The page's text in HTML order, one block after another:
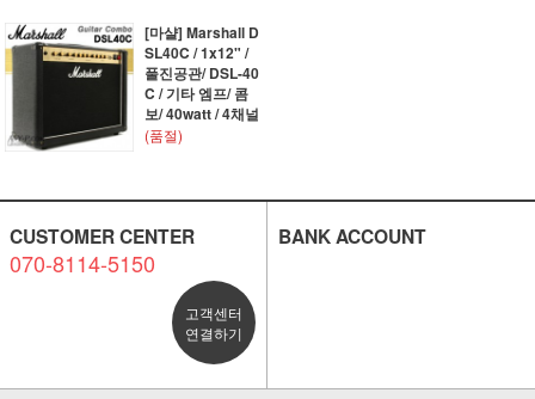
[마샬] Marshall D
SL40C / 1x12" /
풀진공관/ DSL-40
C / 기타 엠프/ 콤
보/ 40watt / 4채널
(품절)
CUSTOMER CENTER
070-8114-5150
고객센터
연결하기
BANK ACCOUNT